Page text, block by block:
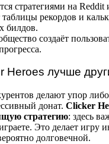
стратегиями на Reddit
рекордов и
билдов.
создаёт
Heroes лучше
делают упор
донат. Clicker
стратегию: здесь
Это делает игру
долговечной.